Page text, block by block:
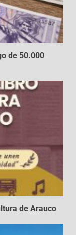
de 50.000
de Arauco